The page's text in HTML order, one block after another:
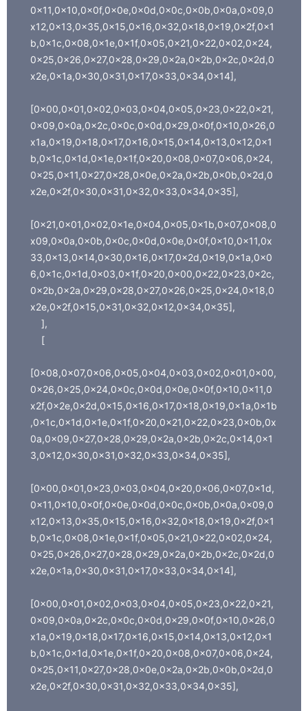
0x11,0x10,0x0f,0x0e,0x0d,0x0c,0x0b,0x0a,0x09,0
x12,0x13,0x35,0x15,0x16,0x32,0x18,0x19,0x2f,0x1
b,0x1c,0x08,0x1e,0x1f,0x05,0x21,0x22,0x02,0x24,
0x25,0x26,0x27,0x28,0x29,0x2a,0x2b,0x2c,0x2d,0
x2e,0x1a,0x30,0x31,0x17,0x33,0x34,0x14],
[0x00,0x01,0x02,0x03,0x04,0x05,0x23,0x22,0x21,
0x09,0x0a,0x2c,0x0c,0x0d,0x29,0x0f,0x10,0x26,0
x1a,0x19,0x18,0x17,0x16,0x15,0x14,0x13,0x12,0x1
b,0x1c,0x1d,0x1e,0x1f,0x20,0x08,0x07,0x06,0x24,
0x25,0x11,0x27,0x28,0x0e,0x2a,0x2b,0x0b,0x2d,0
x2e,0x2f,0x30,0x31,0x32,0x33,0x34,0x35],
[0x21,0x01,0x02,0x1e,0x04,0x05,0x1b,0x07,0x08,0
x09,0x0a,0x0b,0x0c,0x0d,0x0e,0x0f,0x10,0x11,0x
33,0x13,0x14,0x30,0x16,0x17,0x2d,0x19,0x1a,0x0
6,0x1c,0x1d,0x03,0x1f,0x20,0x00,0x22,0x23,0x2c,
0x2b,0x2a,0x29,0x28,0x27,0x26,0x25,0x24,0x18,0
x2e,0x2f,0x15,0x31,0x32,0x12,0x34,0x35],
],
[
[0x08,0x07,0x06,0x05,0x04,0x03,0x02,0x01,0x00,
0x26,0x25,0x24,0x0c,0x0d,0x0e,0x0f,0x10,0x11,0
x2f,0x2e,0x2d,0x15,0x16,0x17,0x18,0x19,0x1a,0x1b
,0x1c,0x1d,0x1e,0x1f,0x20,0x21,0x22,0x23,0x0b,0x
0a,0x09,0x27,0x28,0x29,0x2a,0x2b,0x2c,0x14,0x1
3,0x12,0x30,0x31,0x32,0x33,0x34,0x35],
[0x00,0x01,0x23,0x03,0x04,0x20,0x06,0x07,0x1d,
0x11,0x10,0x0f,0x0e,0x0d,0x0c,0x0b,0x0a,0x09,0
x12,0x13,0x35,0x15,0x16,0x32,0x18,0x19,0x2f,0x1
b,0x1c,0x08,0x1e,0x1f,0x05,0x21,0x22,0x02,0x24,
0x25,0x26,0x27,0x28,0x29,0x2a,0x2b,0x2c,0x2d,0
x2e,0x1a,0x30,0x31,0x17,0x33,0x34,0x14],
[0x00,0x01,0x02,0x03,0x04,0x05,0x23,0x22,0x21,
0x09,0x0a,0x2c,0x0c,0x0d,0x29,0x0f,0x10,0x26,0
x1a,0x19,0x18,0x17,0x16,0x15,0x14,0x13,0x12,0x1
b,0x1c,0x1d,0x1e,0x1f,0x20,0x08,0x07,0x06,0x24,
0x25,0x11,0x27,0x28,0x0e,0x2a,0x2b,0x0b,0x2d,0
x2e,0x2f,0x30,0x31,0x32,0x33,0x34,0x35],